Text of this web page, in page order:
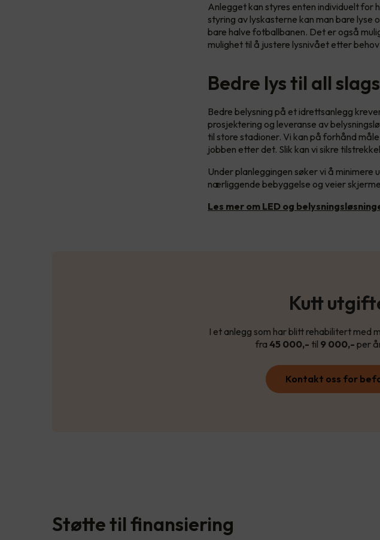
Anlegget kan styres enten individuelt for
styring av lyskasterne kan man bare lyse
bare halve fotballbanen. Det er også
mulighet til å justere lysnivået etter
Bedre lys til all
Bedre belysning på et idrettsanlegg
prosjektering og leveranse av
til store stadioner. Vi kan på forhånd
jobben etter det. Slik kan vi sikre
Under planleggingen søker vi å
nærliggende bebyggelse og veier
Les mer om LED og
Kutt
I et anlegg som har blitt rehabilitert med
fra 45 000,- til 9 000,- per
Kontakt oss for
Støtte til finansiering